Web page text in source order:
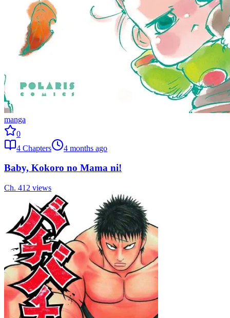
manga
0
4 Chapters 4 months ago
Baby, Kokoro no Mama ni!
Ch. 412 views